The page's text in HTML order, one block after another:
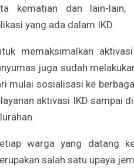
kematian dan lain-lain,
yang ada dalam IKD.
memaksimalkan
juga sudah
mulai sosialisasi ke
aktivasi IKD sampai
warga yang datang
salah satu upaya